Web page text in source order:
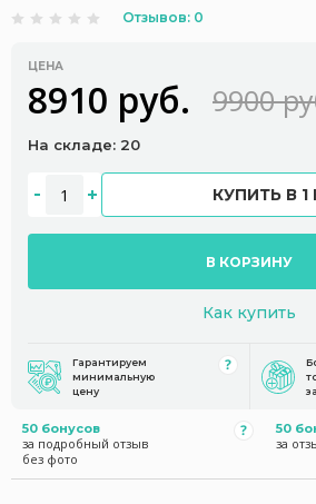
Отзывов: 0
ЦЕНА
8910 руб. 9900
На складе: 20
КУПИТЬ В 1
В КОРЗИНУ
Как купить
Гарантируем
минимальную
цену
50 бонусов
за подробный отзыв
без фото
50
за